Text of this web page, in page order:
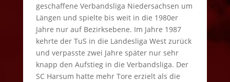
geschaffene Verbandsliga Niedersachsen um
Längen und spielte bis weit in die 1980er
Jahre nur auf Bezirksebene. Im Jahre 1987
kehrte der TuS in die Landesliga West zurück
und verpasste zwei Jahre später nur sehr
knapp den Aufstieg in die Verbandsliga. Der
SC Harsum hatte mehr Tore erzielt als die